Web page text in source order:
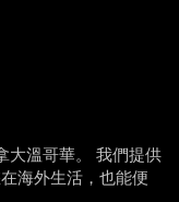
大溫哥華。 我們提供
海外生活，也能便